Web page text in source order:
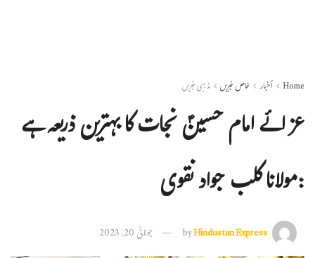
Home أخبار خاص خبریں مذہبی خبریں
عزائے امام حسینؑ نجات کا بہترین ذریعہ ہے
:مولانا کلب جواد نقوی
byHindustan Express جولائی 20, 2023